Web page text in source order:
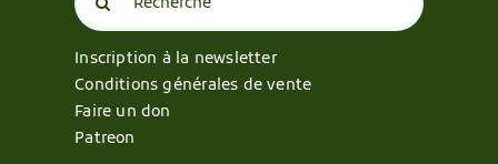
for:
Inscription à la newsletter
Conditions générales de vente
Faire un don
Patreon